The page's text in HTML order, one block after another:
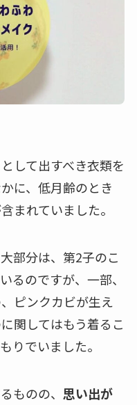
して出すべき衣類を
に、低月齢のとき
まれていました。
部分は、第2子のこ
るのですが、一部、
ピンクカビが生え
関してはもう着るこ
りでいました。
ものの、 思い出が